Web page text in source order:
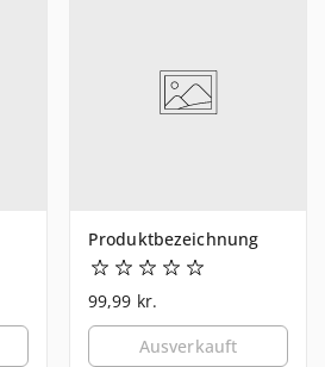
Produktbezeichnung
99,99 kr.
Ausverkauft